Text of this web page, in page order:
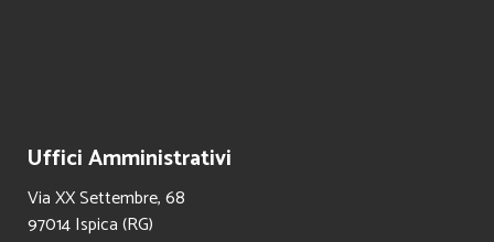
Uffici Amministrativi
Via XX Settembre, 68
97014 Ispica (RG)